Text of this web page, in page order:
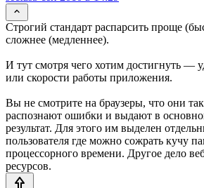
Строгий стандарт распарсить проще
сложнее (медленнее).
И тут смотря чего хотим достигнуть —
или скорости работы приложения.
Вы не смотрите на браузеры, что они
распознают ошибки и выдают в
результат. Для этого им выделен
пользователя где можно сожрать кучу
процессорного времени. Другое дело
ресурсов.